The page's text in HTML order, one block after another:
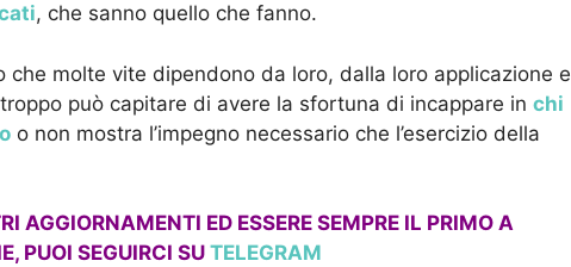
, che sanno quello che fanno.
che molte vite dipendono da loro, dalla loro applicazione e
può capitare di avere la sfortuna di incappare in chi
o non mostra l’impegno necessario che l’esercizio della
AGGIORNAMENTI ED ESSERE SEMPRE IL PRIMO A
PUOI SEGUIRCI SU TELEGRAM